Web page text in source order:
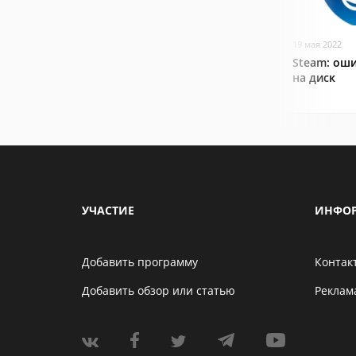
19 мая 2022
Steam:
на диск
УЧАСТИЕ
Добавить программу
Добавить обзор или статью